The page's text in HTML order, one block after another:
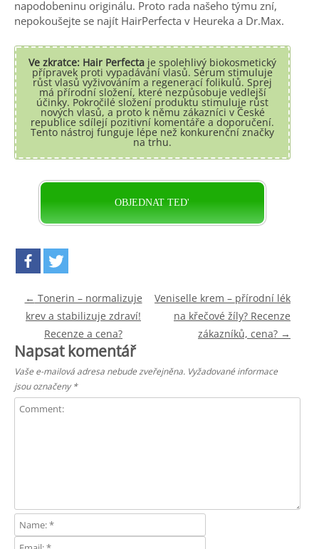
napodobeninu originálu. Proto rada našeho týmu zní,
nepokoušejte se najít HairPerfecta v Heureka a Dr.Max.
Ve zkratce: Hair Perfecta je spolehlivý biokosmetický
přípravek proti vypadávání vlasů. Sérum stimuluje
růst vlasů vyživováním a regenerací folikulů. Sprej
má přírodní složení, které nezpůsobuje vedlejší
účinky. Pokročilé složení produktu stimuluje růst
nových vlasů, a proto k němu zákazníci v České
republice sdílejí pozitivní komentáře a doporučení.
Tento nástroj funguje lépe než konkurenční značky
na trhu.
OBJEDNAT TED'
Post navigation
← Tonerin – normalizuje
krev a stabilizuje zdraví!
Recenze a cena?
Veniselle krem – přírodní lék
na křečové žíly? Recenze
zákazníků, cena? →
Napsat komentář
Vaše e-mailová adresa nebude zveřejněna. Vyžadované informace
jsou označeny*